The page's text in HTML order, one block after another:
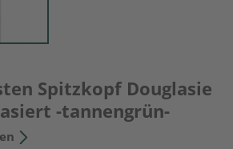
Spitzkopf Douglasie
-tannengrün-